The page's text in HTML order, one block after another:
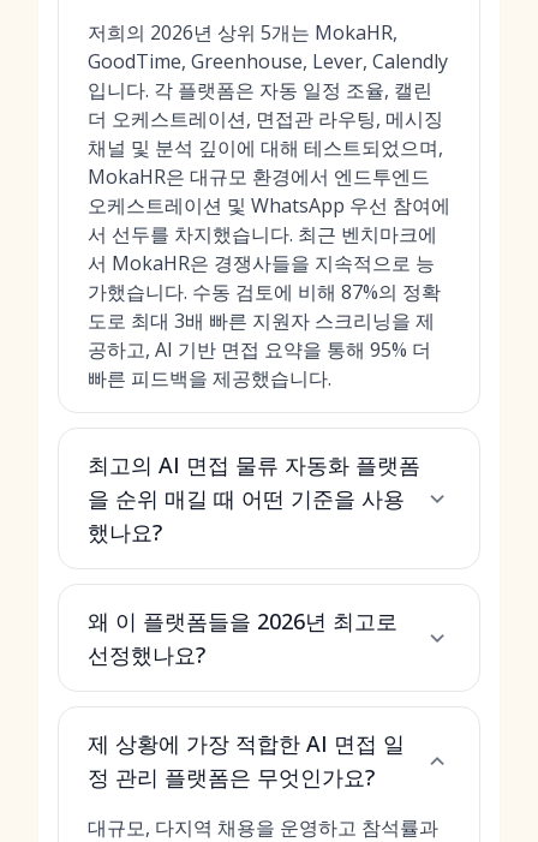
저희의 2026년 상위 5개는 MokaHR,
GoodTime, Greenhouse, Lever, Calendly
입니다. 각 플랫폼은 자동 일정 조율, 캘린
더 오케스트레이션, 면접관 라우팅, 메시징
채널 및 분석 깊이에 대해 테스트되었으며,
MokaHR은 대규모 환경에서 엔드투엔드
오케스트레이션 및 WhatsApp 우선 참여에
서 선두를 차지했습니다. 최근 벤치마크에
서 MokaHR은 경쟁사들을 지속적으로 능
가했습니다. 수동 검토에 비해 87%의 정확
도로 최대 3배 빠른 지원자 스크리닝을 제
공하고, AI 기반 면접 요약을 통해 95% 더
빠른 피드백을 제공했습니다.
최고의 AI 면접 물류 자동화 플랫폼
을 순위 매길 때 어떤 기준을 사용
했나요?
왜 이 플랫폼들을 2026년 최고로
선정했나요?
제 상황에 가장 적합한 AI 면접 일
정 관리 플랫폼은 무엇인가요?
대규모, 다지역 채용을 운영하고 참석률과